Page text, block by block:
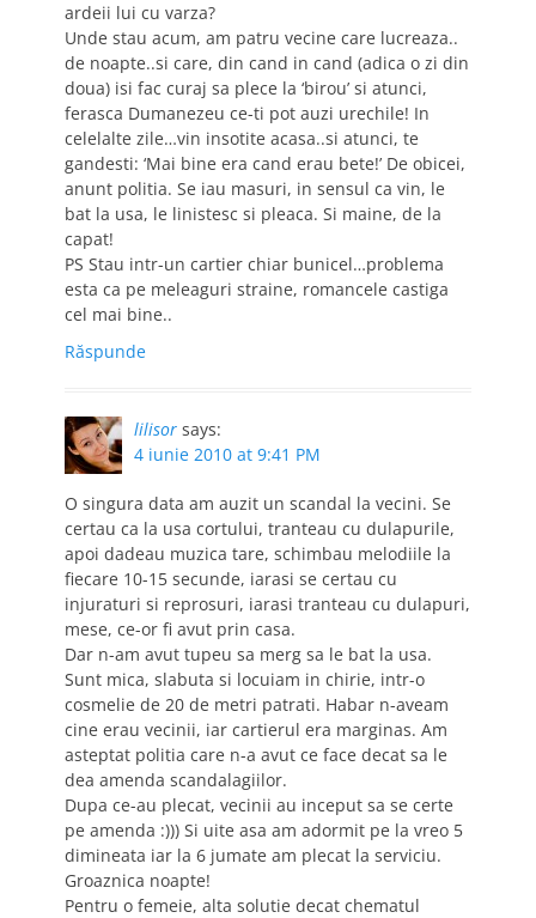
ardeii lui cu varza?
Unde stau acum, am patru vecine care lucreaza..
de noapte..si care, din cand in cand (adica o zi din
doua) isi fac curaj sa plece la ‘birou’ si atunci,
ferasca Dumanezeu ce-ti pot auzi urechile! In
celelalte zile…vin insotite acasa..si atunci, te
gandesti: ‘Mai bine era cand erau bete!’ De obicei,
anunt politia. Se iau masuri, in sensul ca vin, le
bat la usa, le linistesc si pleaca. Si maine, de la
capat!
PS Stau intr-un cartier chiar bunicel…problema
esta ca pe meleaguri straine, romancele castiga
cel mai bine..
Răspunde
lilisor says:
4 iunie 2010 at 9:41 PM
O singura data am auzit un scandal la vecini. Se
certau ca la usa cortului, tranteau cu dulapurile,
apoi dadeau muzica tare, schimbau melodiile la
fiecare 10-15 secunde, iarasi se certau cu
injuraturi si reprosuri, iarasi tranteau cu dulapuri,
mese, ce-or fi avut prin casa.
Dar n-am avut tupeu sa merg sa le bat la usa.
Sunt mica, slabuta si locuiam in chirie, intr-o
cosmelie de 20 de metri patrati. Habar n-aveam
cine erau vecinii, iar cartierul era marginas. Am
asteptat politia care n-a avut ce face decat sa le
dea amenda scandalagiilor.
Dupa ce-au plecat, vecinii au inceput sa se certe
pe amenda :))) Si uite asa am adormit pe la vreo 5
dimineata iar la 6 jumate am plecat la serviciu.
Groaznica noapte!
Pentru o femeie, alta solutie decat chematul